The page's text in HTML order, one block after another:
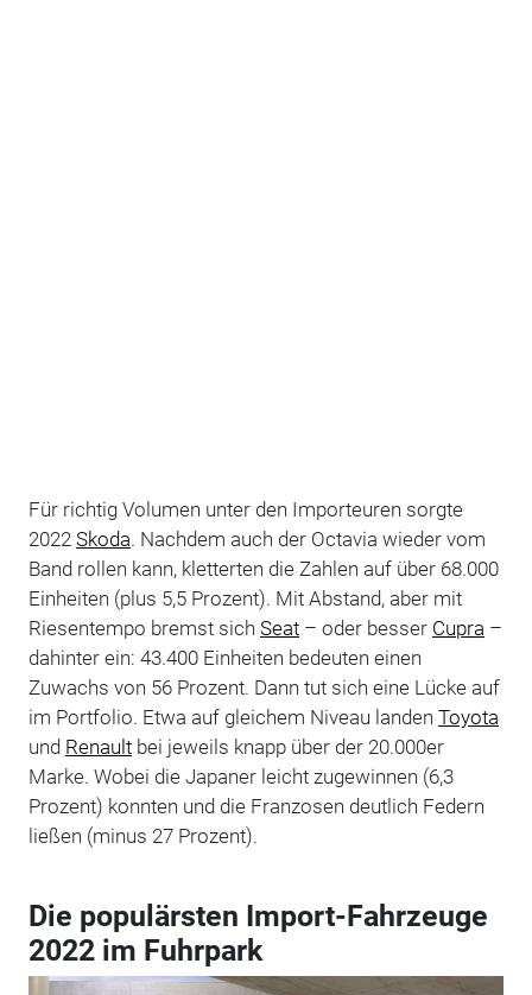
Für richtig Volumen unter den Importeuren sorgte
2022 Skoda. Nachdem auch der Octavia wieder vom
Band rollen kann, kletterten die Zahlen auf über 68.000
Einheiten (plus 5,5 Prozent). Mit Abstand, aber mit
Riesentempo bremst sich Seat– oder besser Cupra –
dahinter ein: 43.400 Einheiten bedeuten einen
Zuwachs von 56 Prozent. Dann tut sich eine Lücke auf
im Portfolio. Etwa auf gleichem Niveau landen Toyota
und Renaultbei jeweils knapp über der 20.000er
Marke. Wobei die Japaner leicht zugewinnen (6,3
Prozent) konnten und die Franzosen deutlich Federn
ließen (minus 27 Prozent).
Die populärsten Import-Fahrzeuge
2022 im Fuhrpark